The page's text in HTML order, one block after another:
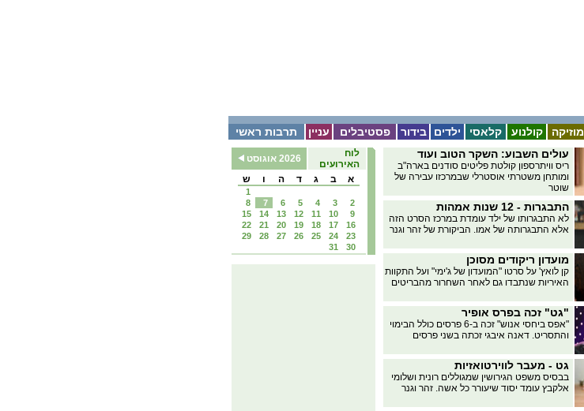
תרבות ראשי עניין פסטיבלים בידור ילדים קלאסי קולנוע מוזיקה
לוח
האירועים
2026 אוגוסט
א
ב ג ד ה ו ש
1
2
3
4
5
6
7
8
9
10
11
12
13
14
15
16
17
18
19
20
21
22
23
24
25
26
27
28
29
30
31
עולים השבוע: השקר הטוב ועוד
ריס וויתרספון קולטת פליטים סודנים בארה"ב
ומותחן משטרתי אוסטרלי שבמרכזו עבירה של
שוטר
התבגרות - 12 שנות אמהות
לא התבגרותו של ילד עומדת במרכז הסרט הזה
אלא התבגרותה של אמו. הביקורת של זהר וגנר
מועדון ריקודים מסוכן
קן לואץ' על סרטו "המועדון של ג'ימי" ועל התקוות
האיריות שנתבדו גם לאחר השחרור מהבריטים
"גט" זכה בפרס אופיר
"אפס ביחסי אנוש" זכה ב-6 פרסים כולל הבימוי
והתסריט. דאנה איבגי זכתה בשני פרסים
גט - מעבר לווירטואזיות
בבסיס משפט הגירושין שמגוללים רונית ושלומי
אלקבץ עומד יסוד שיעורר כל אשה. זהר וגנר